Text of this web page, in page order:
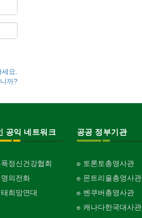
요.
까?
공익 네트워크
정신건강협회
의전화
희망연대
공공 정부기관
토론토총영사관
몬트리올총영사관
벤쿠버총영사관
캐나다한국대사관